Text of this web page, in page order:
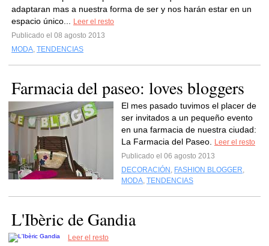
adaptaran mas a nuestra forma de ser y nos harán estar en un
espacio único...
Leer el resto
Publicado el 08 agosto 2013
MODA, TENDENCIAS
Farmacia del paseo: loves bloggers
El mes pasado tuvimos el placer de
ser invitados a un pequeño evento
en una farmacia de nuestra ciudad:
La Farmacia del Paseo.
Leer el resto
Publicado el 06 agosto 2013
DECORACIÓN , FASHION BLOGGER,
MODA, TENDENCIAS
L'Ibèric de Gandia
Leer el resto